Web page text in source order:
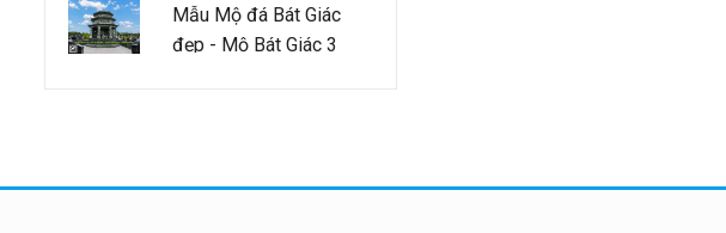
đảm bảo như thế nào
Mẫu Mộ đá Bát Giác
đẹp - Mộ Bát Giác 3